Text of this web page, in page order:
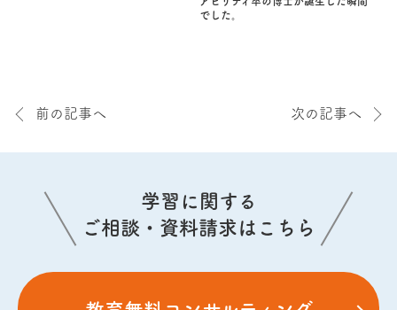
でした。
前の記事へ 次の記事へ
学習に関する
ご相談・資料請求はこちら